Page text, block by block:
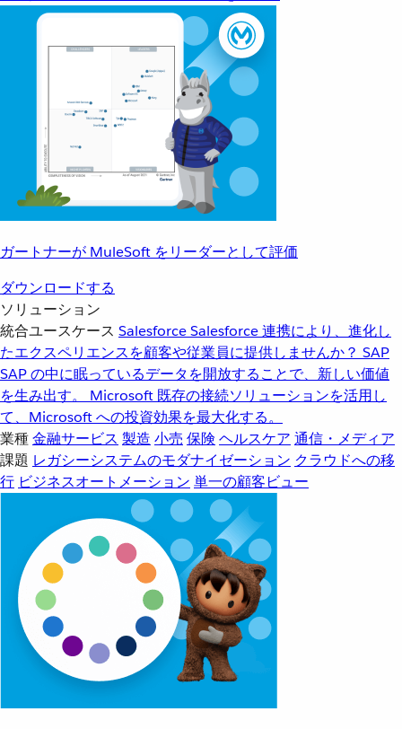
ガートナーが MuleSoft をリーダーとして評価
ダウンロードする
ソリューション
統合ユースケース SalesforceSalesforce 連携により、進化し
たエクスペリエンスを顧客や従業員に提供しませんか？ SAP
SAP の中に眠っているデータを開放することで、新しい価値
を生み出す。
Microsoft 既存の接続ソリューションを活用し
て、Microsoft への投資効果を最大化する。
業種金融サービス 製造 小売 保険 ヘルスケア 通信・メディア
課題 レガシーシステムのモダナイゼーション クラウドへの移
行 ビジネスオートメーション 単一の顧客ビュー